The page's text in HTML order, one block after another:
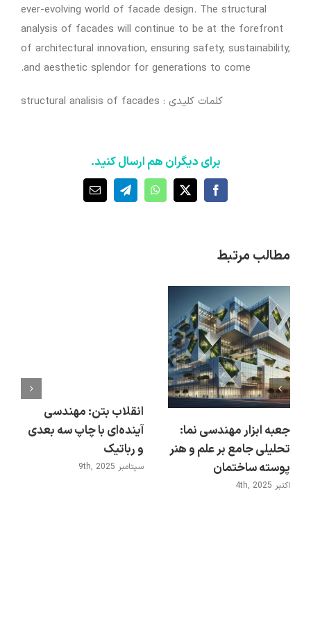
ever-evolving world of facade design. The structural
analysis of facades will continue to be at the forefront
of architectural innovation, ensuring safety, sustainability,
and aesthetic splendor for generations to come.
کلمات کلیدی : structural analisis of facades
برای دیگران هم ارسال کنید.
Facebook
X
WhatsApp
Telegramایمیل
مطالب مرتبط
جعبه ابزار مهندسی نما:
تحلیلی جامع بر علم و هنر
پوسته ساختمان
اکتبر 4th, 2025
انقلاب بتن: مهندسی
آینده‌ای با چاپ سه بعدی
و رباتیک
سپتامبر 9th, 2025